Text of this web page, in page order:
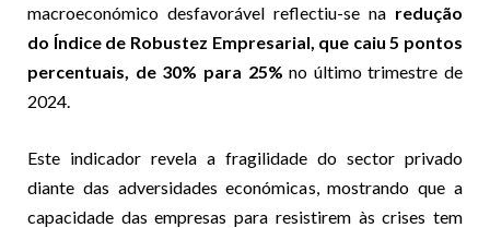
macroeconómico desfavorável reflectiu-se na redução
do Índice de Robustez Empresarial, que caiu 5 pontos
percentuais, de 30% para 25% no último trimestre de
2024.
Este indicador revela a fragilidade do sector privado
diante das adversidades económicas, mostrando que a
capacidade das empresas para resistirem às crises tem